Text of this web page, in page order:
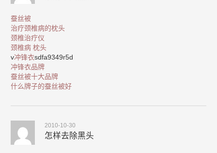
蚕丝被
治疗颈椎病的枕头
颈椎治疗仪
颈椎病 枕头
v冲锋衣sdfa9349r5d
冲锋衣品牌
蚕丝被十大品牌
什么牌子的蚕丝被好
2010-10-30
怎样去除黑头